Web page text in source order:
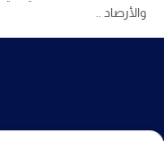
والأرصاد ..